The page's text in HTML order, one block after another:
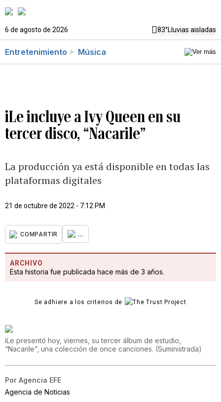
6 de agosto de 2026 83°Lluvias aisladas
Entretenimiento Música
iLe incluye a Ivy Queen en su
tercer disco, “Nacarile”
La producción ya está disponible en todas las
plataformas digitales
21 de octubre de 2022 - 7:12 PM
COMPARTIR ...
ARCHIVO
Esta historia fue publicada hace más de 3 años.
Se adhiere a los criterios de
iLe presentó hoy, viernes, su tercer álbum de estudio,
“Nacarile”, una colección de once canciones. (Suministrada)
Por Agencia EFE
Agencia de Noticias